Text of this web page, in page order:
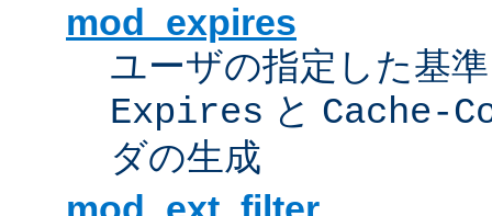
mod_expires
ユーザの指定した基
Expires と Cache-
ダの生成